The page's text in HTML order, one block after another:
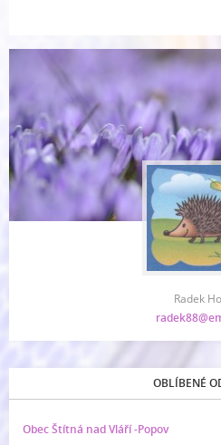
Radek
OBLÍBENÉ
Obec Štítná nad Vláří -Popov